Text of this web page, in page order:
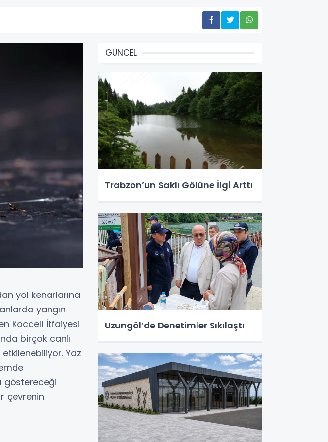
yol kenarlarına
yangın
Kocaeli İtfaiyesi
birçok canlı
Yaz
göstereceği
çevrenin
GÜNCEL
Trabzon’un Saklı Gölüne İlgi Arttı
Uzungöl’de Denetimler Sıkılaştı